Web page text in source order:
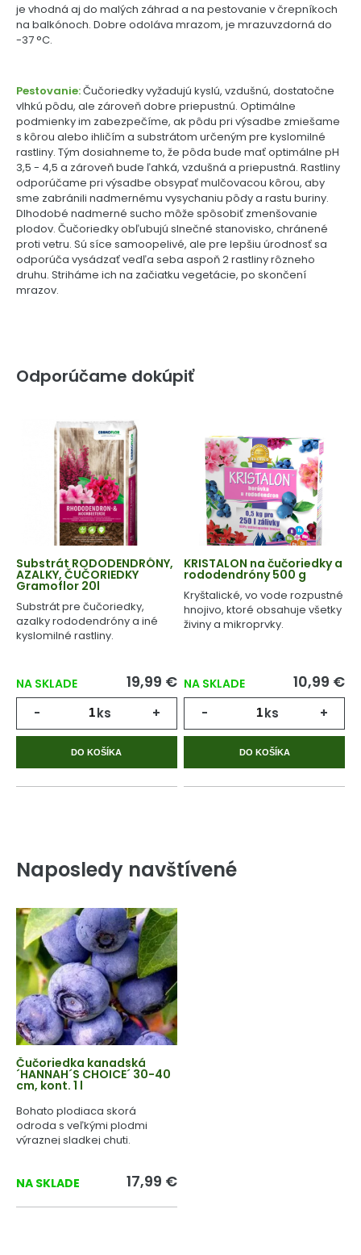
je vhodná aj do malých záhrad a na pestovanie v črepníkoch
na balkónoch. Dobre odoláva mrazom, je mrazuvzdorná do
-37 °C.
Pestovanie:Čučoriedky vyžadujú kyslú, vzdušnú, dostatočne
vlhkú pôdu, ale zároveň dobre priepustnú. Optimálne
podmienky im zabezpečíme, ak pôdu pri výsadbe zmiešame
s kôrou alebo ihličím a substrátom určeným pre kyslomilné
rastliny. Tým dosiahneme to, že pôda bude mať optimálne pH
3,5 - 4,5 a zároveň bude ľahká, vzdušná a priepustná. Rastliny
odporúčame pri výsadbe obsypať mulčovacou kôrou, aby
sme zabránili nadmernému vysychaniu pôdy a rastu buriny.
Dlhodobé nadmerné sucho môže spôsobiť zmenšovanie
plodov. Čučoriedky obľubujú slnečné stanovisko, chránené
proti vetru. Sú síce samoopelivé, ale pre lepšiu úrodnosť sa
odporúča vysádzať vedľa seba aspoň 2 rastliny rôzneho
druhu. Striháme ich na začiatku vegetácie, po skončení
mrazov.
Odporúčame dokúpiť
Substrát RODODENDRÓNY,
AZALKY, ČUČORIEDKY
Gramoflor 20l
Substrát pre čučoriedky,
azalky rododendróny a iné
kyslomilné rastliny.
NA SKLADE 19,99 €
- ks +
DO KOŠÍKA
KRISTALON na čučoriedky a
rododendróny 500 g
Kryštalické, vo vode rozpustné
hnojivo, ktoré obsahuje všetky
živiny a mikroprvky.
NA SKLADE 10,99 €
- ks +
DO KOŠÍKA
Naposledy navštívené
Čučoriedka kanadská
´HANNAH´S CHOICE´ 30-40
cm, kont. 1 l
Bohato plodiaca skorá
odroda s veľkými plodmi
výraznej sladkej chuti.
NA SKLADE 17,99 €